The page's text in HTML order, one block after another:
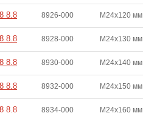
8.8 8926-000 M24x120 мм
8.8 8928-000 M24x130 мм
8.8 8930-000 M24x140 мм
8.8 8932-000 M24x150 мм
8.8 8934-000 M24x160 мм